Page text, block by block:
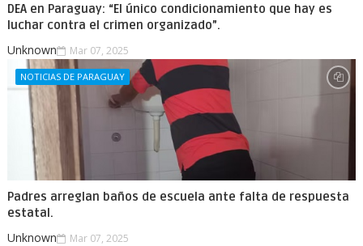
DEA en Paraguay: “El único condicionamiento que hay es
luchar contra el crimen organizado”.
Unknown Mar 07, 2025
NOTICIAS DE PARAGUAY
Padres arreglan baños de escuela ante falta de respuesta
estatal.
Unknown Mar 07, 2025